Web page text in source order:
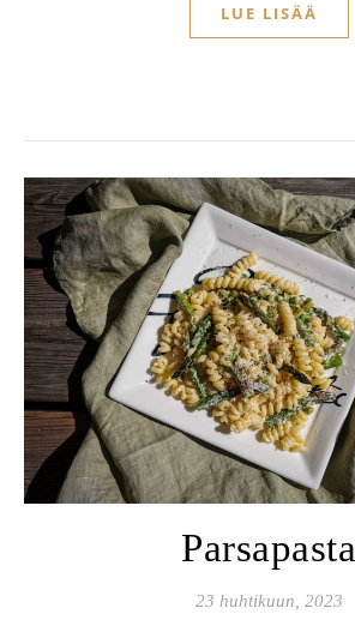
LUE LISÄÄ
Parsapasta
23 huhtikuun, 2023